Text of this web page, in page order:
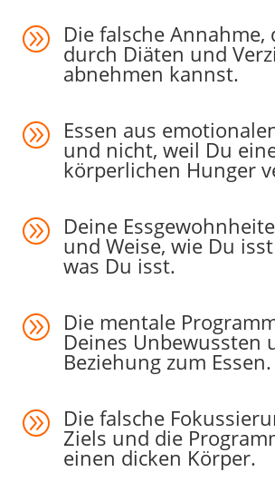
A Die falsche Annahme,
durch Diäten und
abnehmen kannst.
A Essen aus
und nicht, weil Du
körperlichen Hunger
A Deine
und Weise, wie Du
was Du isst.
A Die mentale
Deines Unbewussten
Beziehung zum Essen.
A Die falsche
Ziels und die
einen dicken Körper.